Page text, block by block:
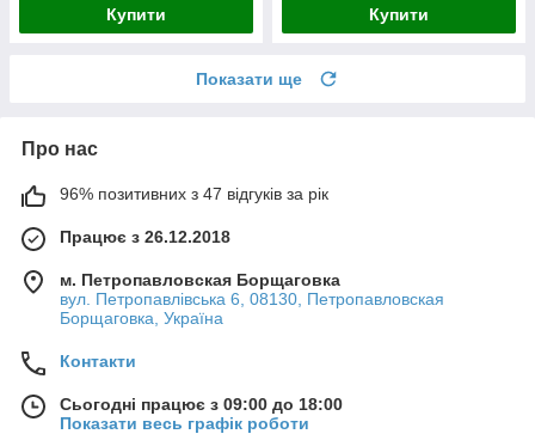
Купити Купити
Показати ще
Про нас
96% позитивних з 47 відгуків за рік
Працює з 26.12.2018
м. Петропавловская Борщаговка
вул. Петропавлівська 6, 08130, Петропавловская
Борщаговка, Україна
Контакти
Сьогодні працює з 09:00 до 18:00
Показати весь графік роботи